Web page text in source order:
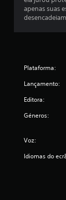
apenas suas
Plataforma:
Lançamento:
Editora:
Géneros:
Voz:
Idiomas do